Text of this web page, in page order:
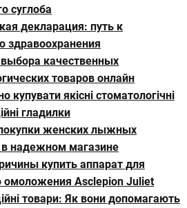
суглоба
декларация: путь к
здравоохранения
качественных
товаров онлайн
купувати якісні стоматологічні
гладилки
женских лыжных
надежном магазине
купить аппарат для
омоложения Asclepion Juliet
товари: Як вони допомагають